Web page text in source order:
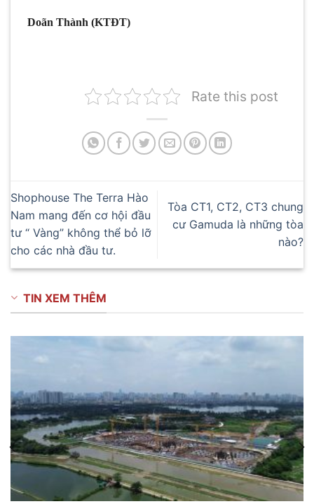
Doãn Thành (KTĐT)
Rate this post
Shophouse The Terra Hào
Nam mang đến cơ hội đầu
tư “ Vàng” không thể bỏ lỡ
cho các nhà đầu tư.
Tòa CT1, CT2, CT3 chung
cư Gamuda là những tòa
nào?
TIN XEM THÊM